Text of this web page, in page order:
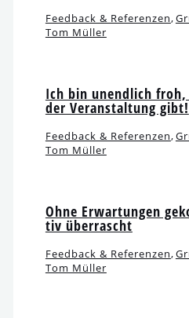
Feedback & Referenzen,
Tom Müller
Ich bin unend­lich froh,
der Veranstaltung gibt!
Feedback & Referenzen,
Tom Müller
Ohne Erwartungen
tiv überrascht
Feedback & Referenzen,
Tom Müller